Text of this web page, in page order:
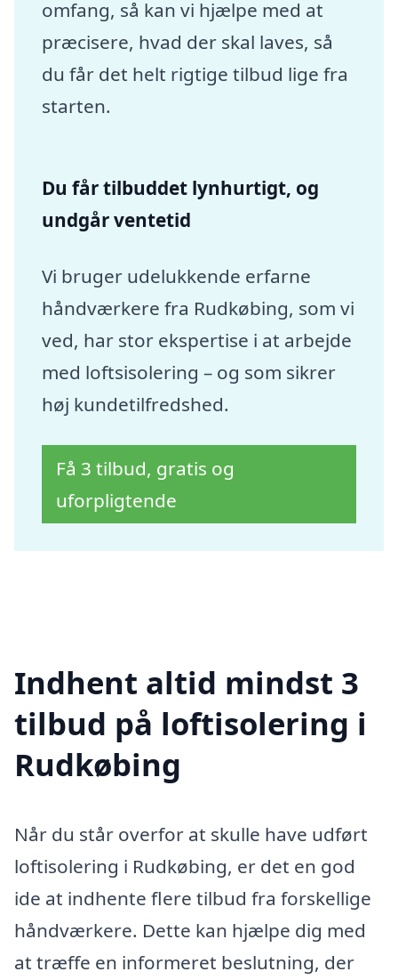
omfang, så kan vi hjælpe med at
præcisere, hvad der skal laves, så
du får det helt rigtige tilbud lige fra
starten.
Du får tilbuddet lynhurtigt, og
undgår ventetid
Vi bruger udelukkende erfarne
håndværkere fra Rudkøbing, som vi
ved, har stor ekspertise i at arbejde
med loftsisolering – og som sikrer
høj kundetilfredshed.
Få 3 tilbud, gratis og
uforpligtende
Indhent altid mindst 3
tilbud på loftisolering i
Rudkøbing
Når du står overfor at skulle have udført
loftisolering i Rudkøbing, er det en god
ide at indhente flere tilbud fra forskellige
håndværkere. Dette kan hjælpe dig med
at træffe en informeret beslutning, der